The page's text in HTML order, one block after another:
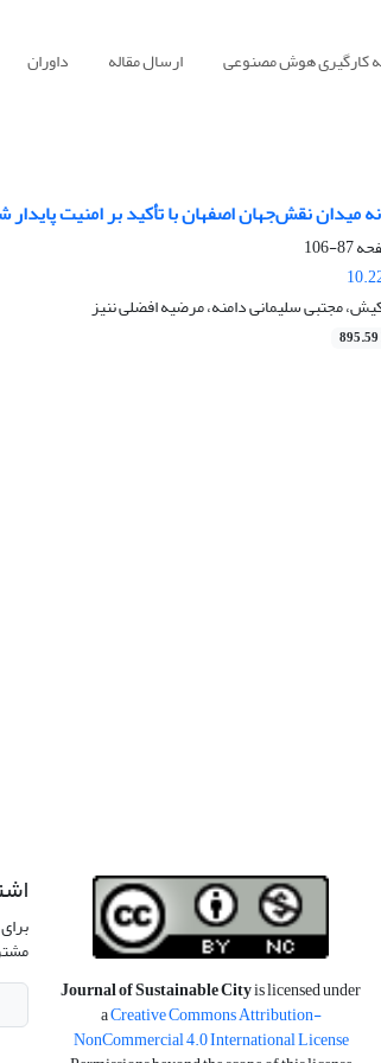
به کارگیری هوش مصنوعی ارسال مقاله داوران
نقش‌جهان اصفهان با تأکید بر امنیت
87-106
مجتبی سلیمانی دامنه، مرضیه افضلی ننیز
Journal of Sustainable Cityis licensed under
aCreative Commons Attribution-
NonCommercial 4.0 International License